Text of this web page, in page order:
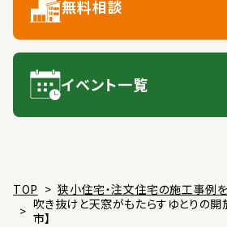
無料相談
イベント一覧
TOP > 狭小住宅・注文住宅の施工事例
> 吹き抜けと天窓がもたらすゆとりの
市】